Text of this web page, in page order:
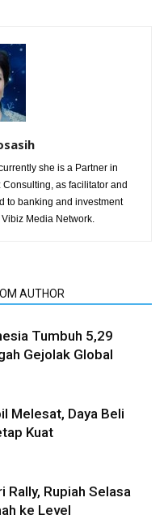
she is a Partner in
as facilitator and
to banking and investment
Media Network.
AUTHOR
Tumbuh 5,29
Gejolak Global
Melesat, Daya Beli
Kuat
Rally, Rupiah Selasa
ke Level